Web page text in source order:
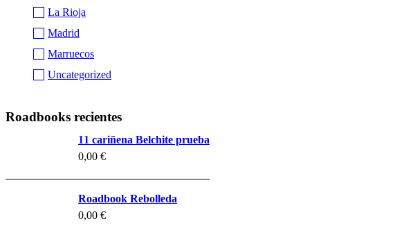
La Rioja
Madrid
Marruecos
Uncategorized
Roadbooks recientes
11 cariñena Belchite prueba
0,00 €
Roadbook Rebolleda
0,00 €